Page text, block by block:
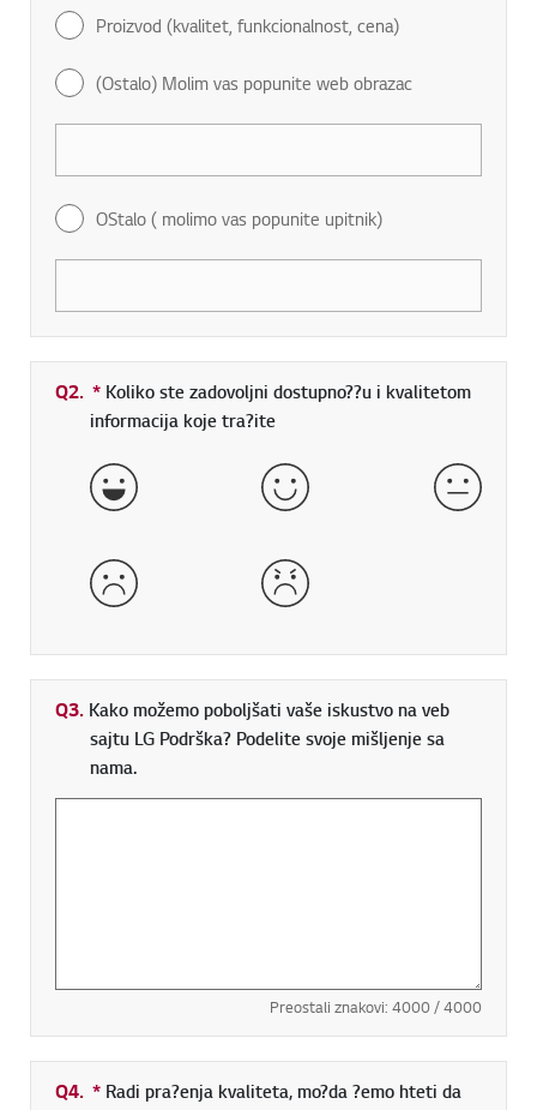
Proizvod (kvalitet, funkcionalnost, cena)
(Ostalo) Molim vas popunite web obrazac
OStalo ( molimo vas popunite upitnik)
Q2. * Neophodno polje
Koliko ste zadovoljni dostupno??u i kvalitetom
informacija koje tra?ite
Vrlo dobro Dobro
Loše Veoma loše
Q3. Kako možemo poboljšati vaše iskustvo na veb
sajtu LG Podrška? Podelite svoje mišljenje sa
nama.
Preostali znakovi: 4000/ 4000
Q4. * Neophodno polje
Radi pra?enja kvaliteta, mo?da ?emo hteti da